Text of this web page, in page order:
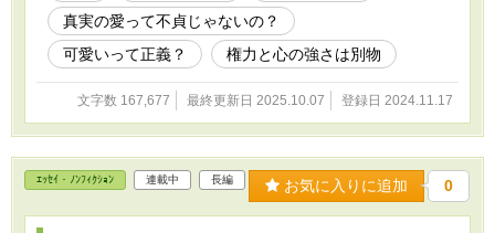
流す男であった。 何れは結婚する二人。諦めに近い感情を持って
いたフェリアだが… ※連載中 ※1話目と2話目では時系列が違いま
す。どちらかだけを読んでもおそらく大丈夫です。 ※不定期更新
です。書きながら更新します。 ※見切り発車ですので、とりあえ
ず短編・R15で始めます。途中R18になったらごめんなさい。 →思
いのほか長くなってきたので、長編・R18に変更しております。 ※
者ゆえ、感想欄は閉じております。 ※誤字脱字やつじつまの合わ
ない部分は後からこっそり修正致します。
真実の愛って不貞じゃないの？
可愛いって正義？
権力と心の強さは別物
文字数 167,677 最終更新日 2025.10.07 登録日 2024.11.17
ｴｯｾｲ・ﾉﾝﾌｨｸｼｮﾝ 連載中 長編 お気に入りに追加 0